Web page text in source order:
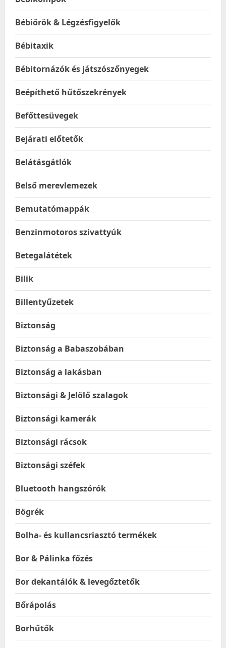
Bébiőrök & Légzésfigyelők
Bébitaxik
Bébitornázók és játszószőnyegek
Beépíthető hűtőszekrények
Befőttesüvegek
Bejárati előtetők
Belátásgátlók
Belső merevlemezek
Bemutatómappák
Benzinmotoros szivattyúk
Betegalátétek
Bilik
Billentyűzetek
Biztonság
Biztonság a Babaszobában
Biztonság a lakásban
Biztonsági & Jelölő szalagok
Biztonsági kamerák
Biztonsági rácsok
Biztonsági széfek
Bluetooth hangszórók
Bögrék
Bolha- és kullancsriasztó termékek
Bor & Pálinka főzés
Bor dekantálók & levegőztetők
Bőrápolás
Borhűtők